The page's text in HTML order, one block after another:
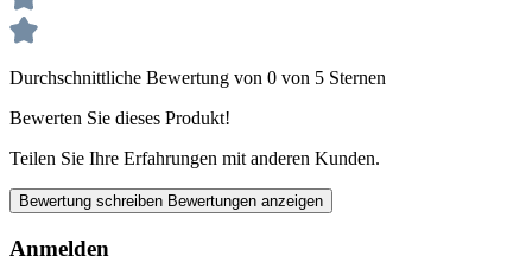
Durchschnittliche Bewertung von 0 von 5 Sternen
Bewerten Sie dieses Produkt!
Teilen Sie Ihre Erfahrungen mit anderen Kunden.
Bewertung schreiben Bewertungen anzeigen
Anmelden